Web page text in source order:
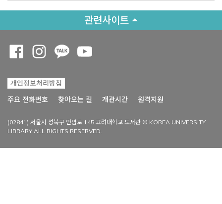
관련사이트
개인정보처리방침
주요 전화번호
찾아오는 길 개관시간 원격지원
(02841) 서울시 성북구 안암로 145 고려대학교 도서관 © KOREA UNIVERSITY
LIBRARY ALL RIGHTS RESERVED.
Opens a new window
Opens a new window
Opens a new window